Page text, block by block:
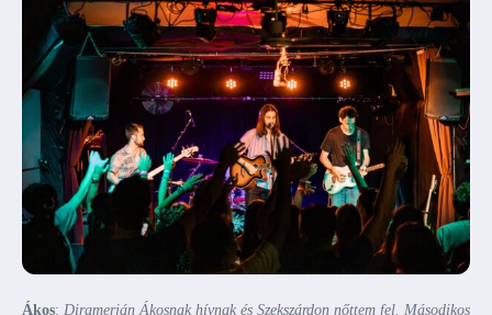
Ákos: Diramerján Ákosnak hívnak és Szekszárdon nőttem fel. Másodikos